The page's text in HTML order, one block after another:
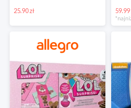
25.90 zł 59.99